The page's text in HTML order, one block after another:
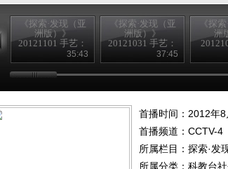
《探索·发现（亚
洲版）》
20121101 手艺：
乌铜走银35:43
《探索·发现（亚
洲版）》
20121031 手艺：
千年木偶37:45
《探
洲
——
首播时间：2012年
首播频道： CCTV-4
所属栏目： 探索·发
所属分类：科教台